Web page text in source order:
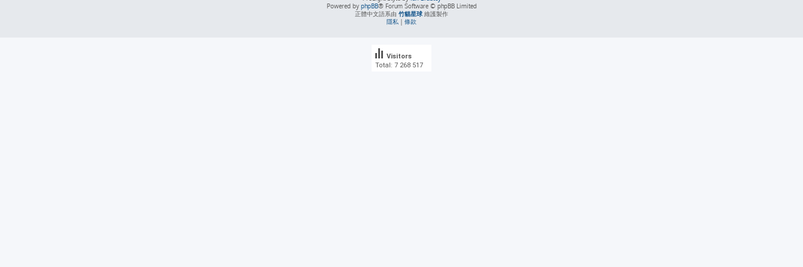
Powered by phpBB® Forum Software © phpBB Limited
正體中文語系由 竹貓星球 維護製作
隱私 | 條款
Total: 7 268 517
Visitors